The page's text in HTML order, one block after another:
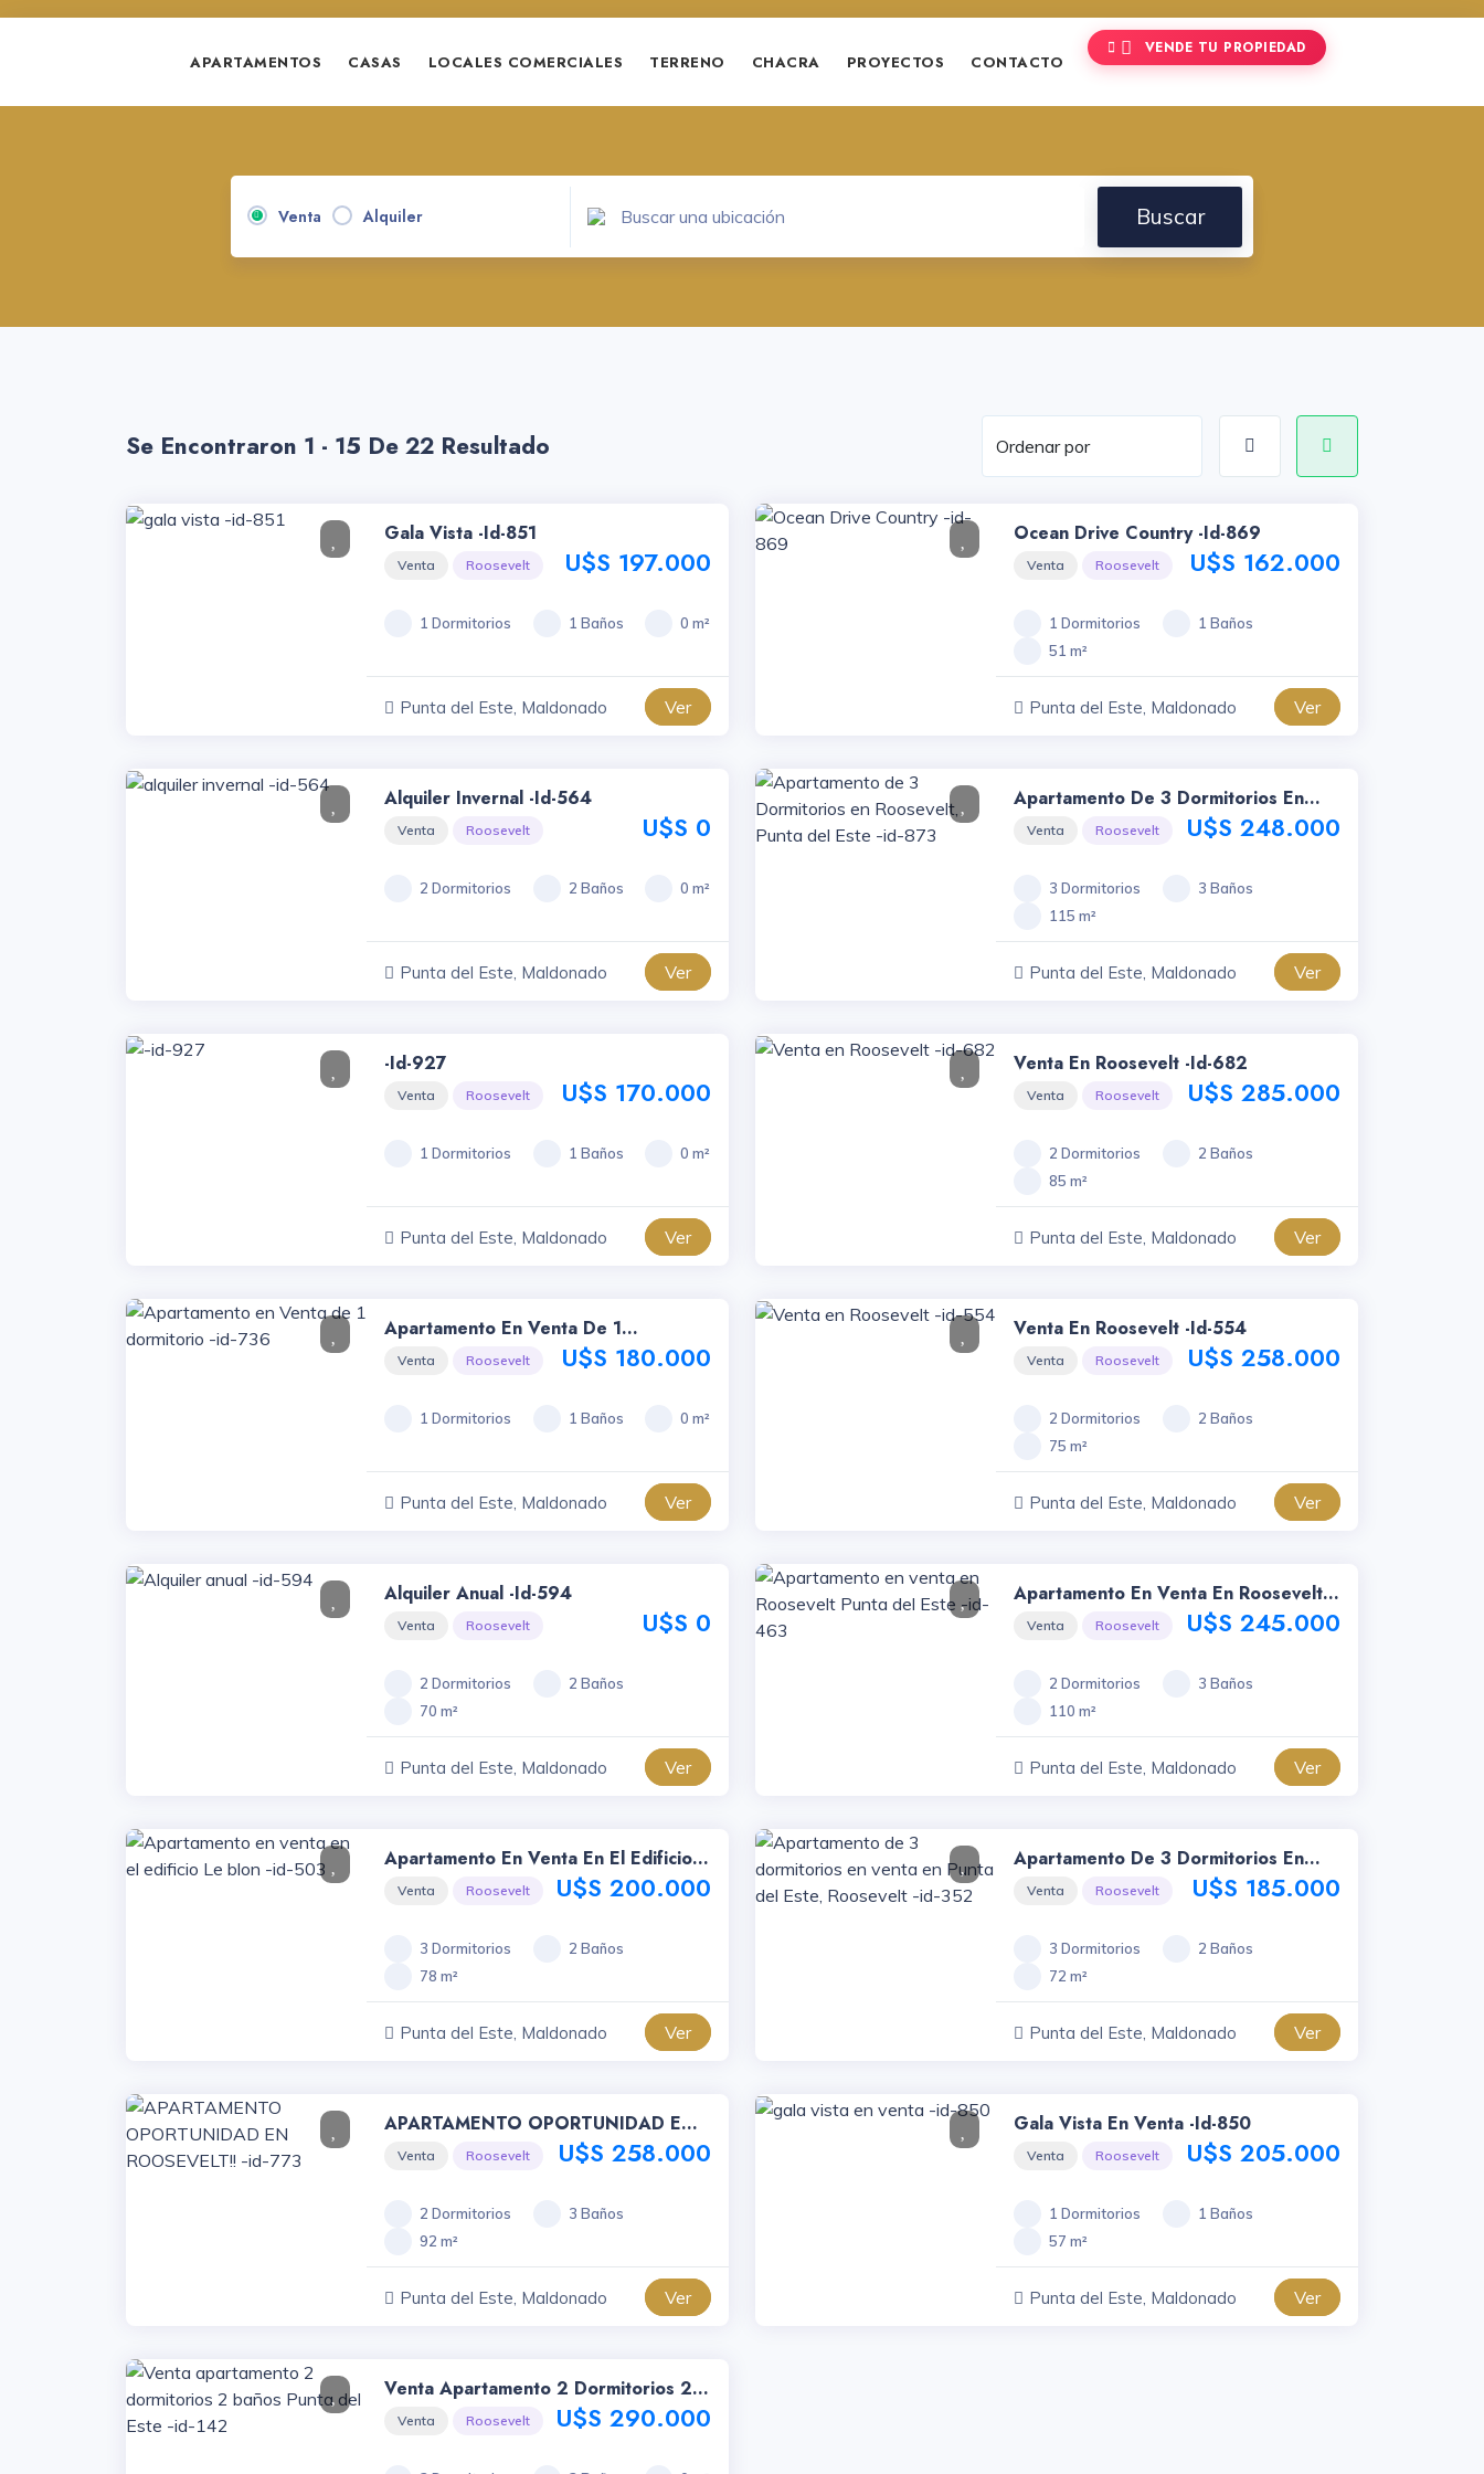
APARTAMENTOS CASAS LOCALES COMERCIALES TERRENO CHACRA PROYECTOS CONTACTO
VENDE TU PROPIEDAD
Venta Alquiler Buscar
Se Encontraron 1 - 15 De 22 Resultado
Gala Vista -id-851
Venta Roosevelt U$S 197.000
1 Dormitorios 1 Baños 0 m²
Punta del Este, Maldonado Ver
Ocean Drive Country -id-869
Venta Roosevelt U$S 162.000
1 Dormitorios
1 Baños
51 m²
Punta del Este, Maldonado Ver
Alquiler Invernal -id-564
Venta Roosevelt U$S 0
2 Dormitorios 2 Baños 0 m²
Punta del Este, Maldonado Ver
Apartamento De 3 Dormitorios En
Roosevelt, Punta Del Este -id-873
Venta Roosevelt U$S 248.000
3 Dormitorios
3 Baños
115 m²
Punta del Este, Maldonado Ver
-id-927
Venta Roosevelt U$S 170.000
1 Dormitorios 1 Baños 0 m²
Punta del Este, Maldonado Ver
Venta En Roosevelt -id-682
Venta Roosevelt U$S 285.000
2 Dormitorios
2 Baños
85 m²
Punta del Este, Maldonado Ver
Apartamento En Venta De 1
Dormitorio -id-736
Venta Roosevelt U$S 180.000
1 Dormitorios 1 Baños 0 m²
Punta del Este, Maldonado Ver
Venta En Roosevelt -id-554
Venta Roosevelt U$S 258.000
2 Dormitorios
2 Baños
75 m²
Punta del Este, Maldonado Ver
Alquiler Anual -id-594
Venta Roosevelt U$S 0
2 Dormitorios
2 Baños
70 m²
Punta del Este, Maldonado Ver
Apartamento En Venta En Roosevelt
Punta Del Este -id-463
Venta Roosevelt U$S 245.000
2 Dormitorios
3 Baños
110 m²
Punta del Este, Maldonado Ver
Apartamento En Venta En El Edificio
Le Blon -id-503
Venta Roosevelt U$S 200.000
3 Dormitorios
2 Baños
78 m²
Punta del Este, Maldonado Ver
Apartamento De 3 Dormitorios En
Venta En Punta Del Este, Roosevelt -
Venta Roosevelt U$S 185.000
3 Dormitorios
2 Baños
72 m²
Punta del Este, Maldonado Ver
APARTAMENTO OPORTUNIDAD EN
ROOSEVELT!! -id-773
Venta Roosevelt U$S 258.000
2 Dormitorios
3 Baños
92 m²
Punta del Este, Maldonado Ver
Gala Vista En Venta -id-850
Venta Roosevelt U$S 205.000
1 Dormitorios
1 Baños
57 m²
Punta del Este, Maldonado Ver
Venta Apartamento 2 Dormitorios 2
Baños Punta Del Este -id-142
Venta Roosevelt U$S 290.000